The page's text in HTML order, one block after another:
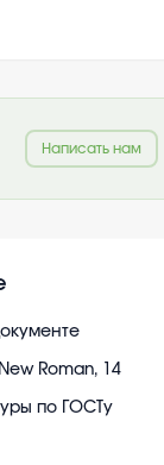
Написать нам
Roman, 14
по ГОСТу